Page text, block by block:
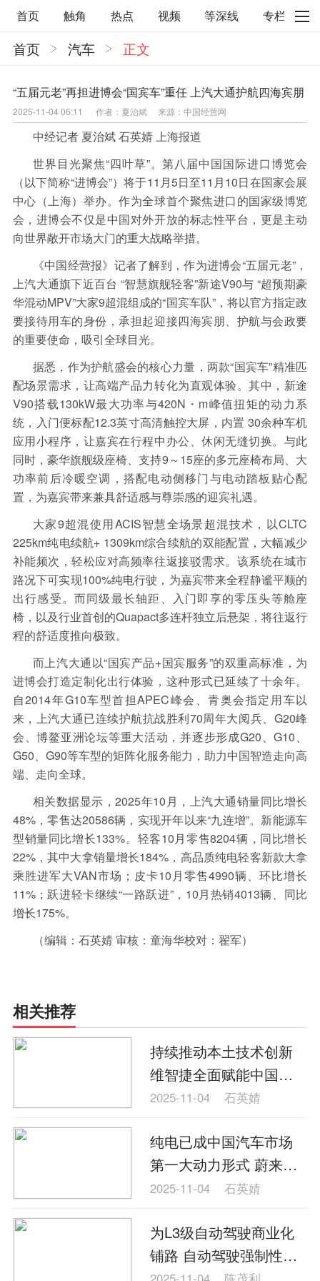
首页 触角 热点 视频 等深线 专栏
直观 见智财经
环球企业沉浮录
辉常道
荀瓜问道 商学院
报纸视频
企业面面观
太空星愿航天资讯
经济史话
照理生活
贝果观点
照理说事
等深线精选
宏观经济 事件
要闻
区域经济
科技 汽车
房地产建材
能源化工
家电家居 航旅交运
医药健康
文娱 体育 消费
银行
理财
资本市场 资管
信托交易
保险
金融市场 智库
新域实验室
与老板对话
家族企业
品牌活动
金融科技
数据要素 城投
党建
企业快讯
智造
首页 汽车 正文
“五届元老”再担进博会“国宾车”重任 上汽大通护航四海宾朋
2025-11-04 06:11 作者：夏治斌 来源：中国经营网
中经记者 夏治斌 石英婧 上海报道
世界目光聚焦“四叶草”。第八届中国国际进口博览会
（以下简称“进博会”）将于11月5日至11月10日在国家会展
中心（上海）举办。作为全球首个聚焦进口的国家级博览
会，进博会不仅是中国对外开放的标志性平台，更是主动
向世界敞开市场大门的重大战略举措。
《中国经营报》记者了解到，作为进博会“五届元老”，
上汽大通旗下近百台 “智慧旗舰轻客”新途V90与 “超预期豪
华混动MPV”大家9超混组成的“国宾车队”，将以官方指定政
要接待用车的身份，承担起迎接四海宾朋、护航与会政要
的重要使命，吸引全球目光。
据悉，作为护航盛会的核心力量，两款“国宾车”精准匹
配场景需求，让高端产品力转化为直观体验。其中，新途
V90搭载130kW最大功率与420N・m峰值扭矩的动力系
统，入门便标配12.3英寸高清触控大屏，内置 30余种车机
应用小程序，让嘉宾在行程中办公、休闲无缝切换。与此
同时，豪华旗舰级座椅、支持9～15座的多元座椅布局、大
功率前后冷暖空调，搭配电动侧移门与电动踏板贴心配
置，为嘉宾带来兼具舒适感与尊崇感的迎宾礼遇。
大家9超混使用ACIS智慧全场景超混技术，以CLTC
225km纯电续航+ 1309km综合续航的双能配置，大幅减少
补能频次，轻松应对高频率往返接驳需求。该系统在城市
路况下可实现100%纯电行驶，为嘉宾带来全程静谧平顺的
出行感受。而同级最长轴距、入门即享的零压头等舱座
椅，以及行业首创的Quapact多连杆独立后悬架，将往返行
程的舒适度推向极致。
而上汽大通以“国宾产品+国宾服务”的双重高标准，为
进博会打造定制化出行体验，这种形式已延续了十余年。
自2014年G10车型首担APEC峰会、青奥会指定用车以
来，上汽大通已连续护航抗战胜利70周年大阅兵、G20峰
会、博鳌亚洲论坛等重大活动，并逐步形成G20、G10、
G50、G90等车型的矩阵化服务能力，助力中国智造走向高
端、走向全球。
相关数据显示，2025年10月，上汽大通销量同比增长
48%，零售达20586辆，实现开年以来“九连增”。新能源车
型销量同比增长133%。轻客10月零售8204辆，同比增长
22%，其中大拿销量增长184%，高品质纯电轻客新款大拿
乘胜进军大VAN市场；皮卡10月零售4990辆、环比增长
11%；跃进轻卡继续“一路跃进”，10月热销4013辆、同比
增长175%。
（编辑：石英婧 审核：童海华校对：翟军）
相关推荐
持续推动本土技术创新
维智捷全面赋能中国汽
车产业
2025-11-04 石英婧
纯电已成中国汽车市场
第一大动力形式 蔚来第
4000座换电站落成
2025-11-04 石英婧
为L3级自动驾驶商业化
铺路 自动驾驶强制性国